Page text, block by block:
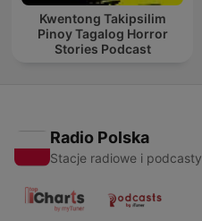
Kwentong Takipsilim
Pinoy Tagalog Horror
Stories Podcast
Radio Polska
Stacje radiowe i podcasty